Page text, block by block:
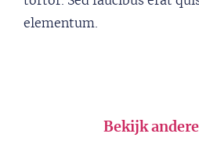
elementum.
Bekijk